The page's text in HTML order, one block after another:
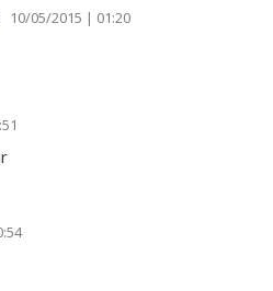
10/05/2015 | 01:20